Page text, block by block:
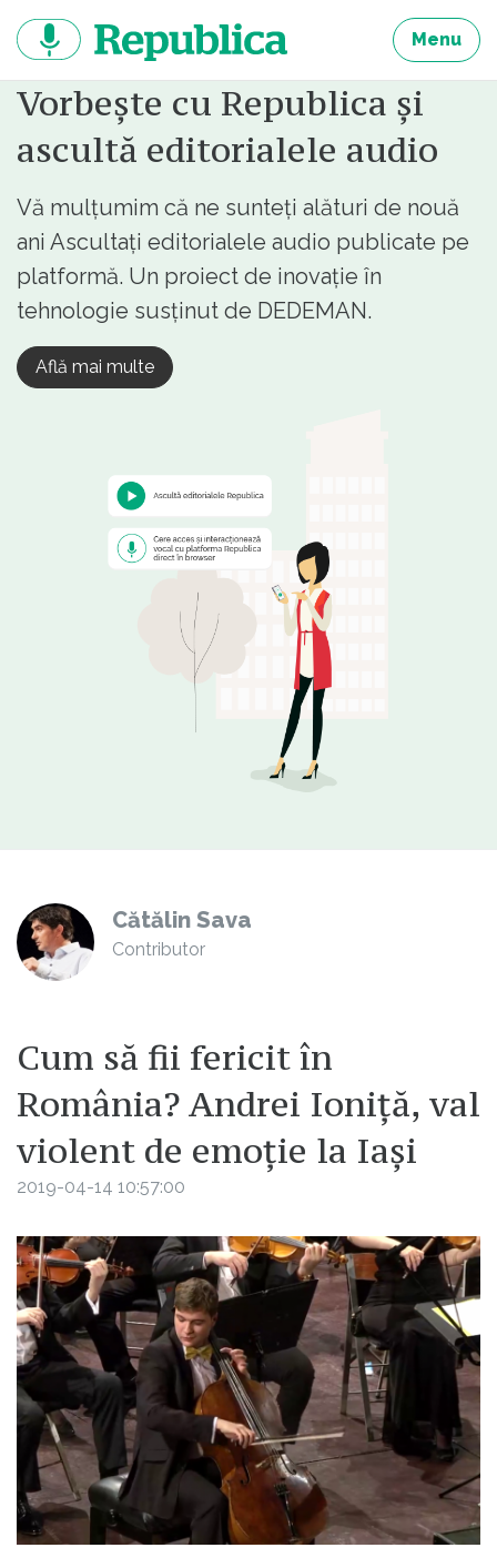
continut
Menu
Vorbește cu Republica și
ascultă editorialele audio
Vă mulțumim că ne sunteți alături de nouă
ani Ascultați editorialele audio publicate pe
platformă. Un proiect de inovație în
tehnologie susținut de DEDEMAN.
Află mai multe
Cătălin Sava
Contributor
Cum să fii fericit în
România? Andrei Ioniță, val
violent de emoție la Iași
2019-04-14 10:57:00